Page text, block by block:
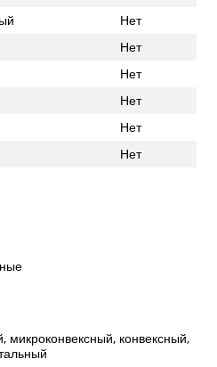
Нет
Нет
Нет
Нет
Нет
Нет
микроконвексный, конвексный,